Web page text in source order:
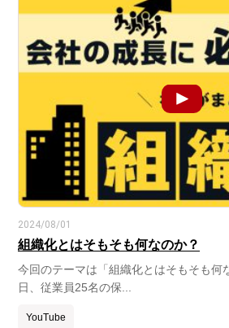
2024/08/01
組織化とはそもそも何なのか？
今回のテーマは「組織化とはそもそも何
日、従業員25名の保...
YouTube